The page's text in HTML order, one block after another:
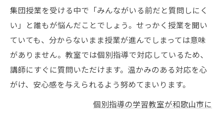
集団授業を受ける中で「みんながいる前だと質問しにく
い」と誰もが悩んだことでしょう。せっかく授業を聞い
ていても、分からないまま授業が進んでしまっては意味
がありません。教室では個別指導で対応しているため、
講師にすぐに質問いただけます。温かみのある対応を心
がけ、安心感を与えられるよう努めてまいります。
個別指導の学習教室が和歌山市に